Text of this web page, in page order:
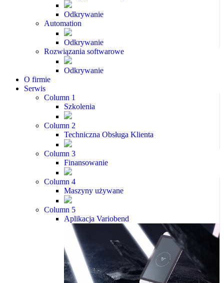
Odkrywanie
Automation
Odkrywanie
Rozwiązania softwarowe
Odkrywanie
O firmie
Serwis
Column 1
Szkolenia
Column 2
Techniczna Obsługa Klienta
Column 3
Finansowanie
Column 4
Maszyny używane
Column 5
Aplikacja Variobend